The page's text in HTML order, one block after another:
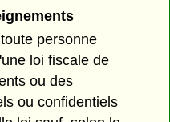
personne
loi fiscale de
ou des
ou confidentiels